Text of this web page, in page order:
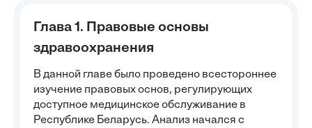
Глава 1. Правовые основы
здравоохранения
В данной главе было проведено всестороннее
изучение правовых основ, регулирующих
доступное медицинское обслуживание в
Республике Беларусь. Анализ начался с